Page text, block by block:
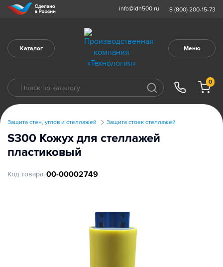
info@idn500.ru 8 (800) 200-15-73
Каталог Меню
0
Защита стен, углов и стеллажей Защита стоек стеллажей
S300 Кожух для стеллажей
пластиковый
Код товара: 00-00002749